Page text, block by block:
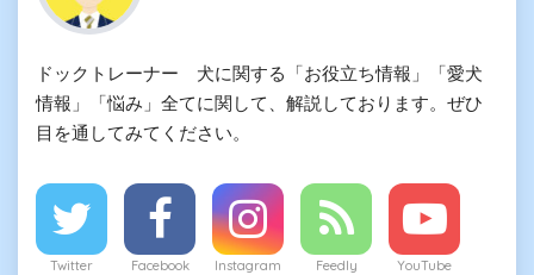
ドックトレーナー 犬に関する「お役立ち情報」「愛犬
情報」「悩み」全てに関して、解説しております。ぜひ
目を通してみてください。
Twitter Facebook Instagram Feedly YouTube